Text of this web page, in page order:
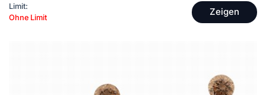
Limit:
Ohne Limit
Zeigen